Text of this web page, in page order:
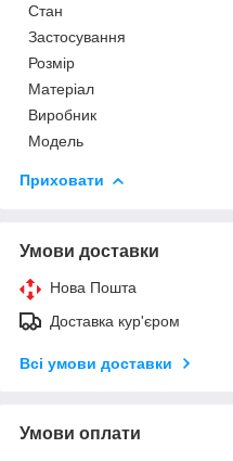
Стан
Застосування
Розмір
Матеріал
Виробник
Модель
Приховати
Умови доставки
Нова Пошта
Доставка кур'єром
Всі умови доставки
Умови оплати